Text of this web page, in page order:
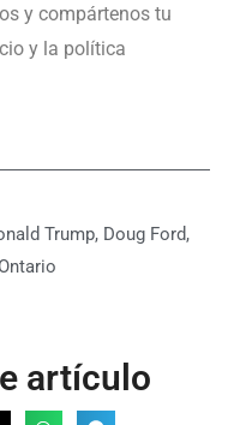
y compártenos tu
y la política
Trump, Doug Ford,
Ontario
artículo